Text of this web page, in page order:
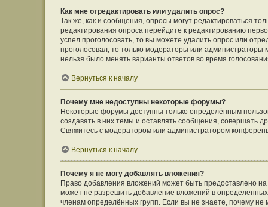
Как мне отредактировать или удалить опрос?
Так же, как и сообщения, опросы могут редактироваться
редактирования опроса перейдите к редактированию
успел проголосовать, то вы можете удалить опрос или
проголосовал, то только модераторы или администраторы
нельзя было менять варианты ответов во время
Вернуться к началу
Почему мне недоступны некоторые форумы?
Некоторые форумы доступны только определённым
создавать в них темы и оставлять сообщения, совершать
Свяжитесь с модератором или администратором
Вернуться к началу
Почему я не могу добавлять вложения?
Право добавления вложений может быть предоставлено
может не разрешить добавление вложений в
членам определённых групп. Если вы не знаете, почему